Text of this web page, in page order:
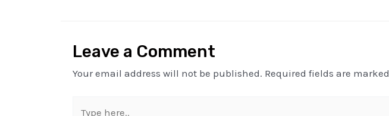
Leave a Comment
Your email address will not be published. Required fields are marked